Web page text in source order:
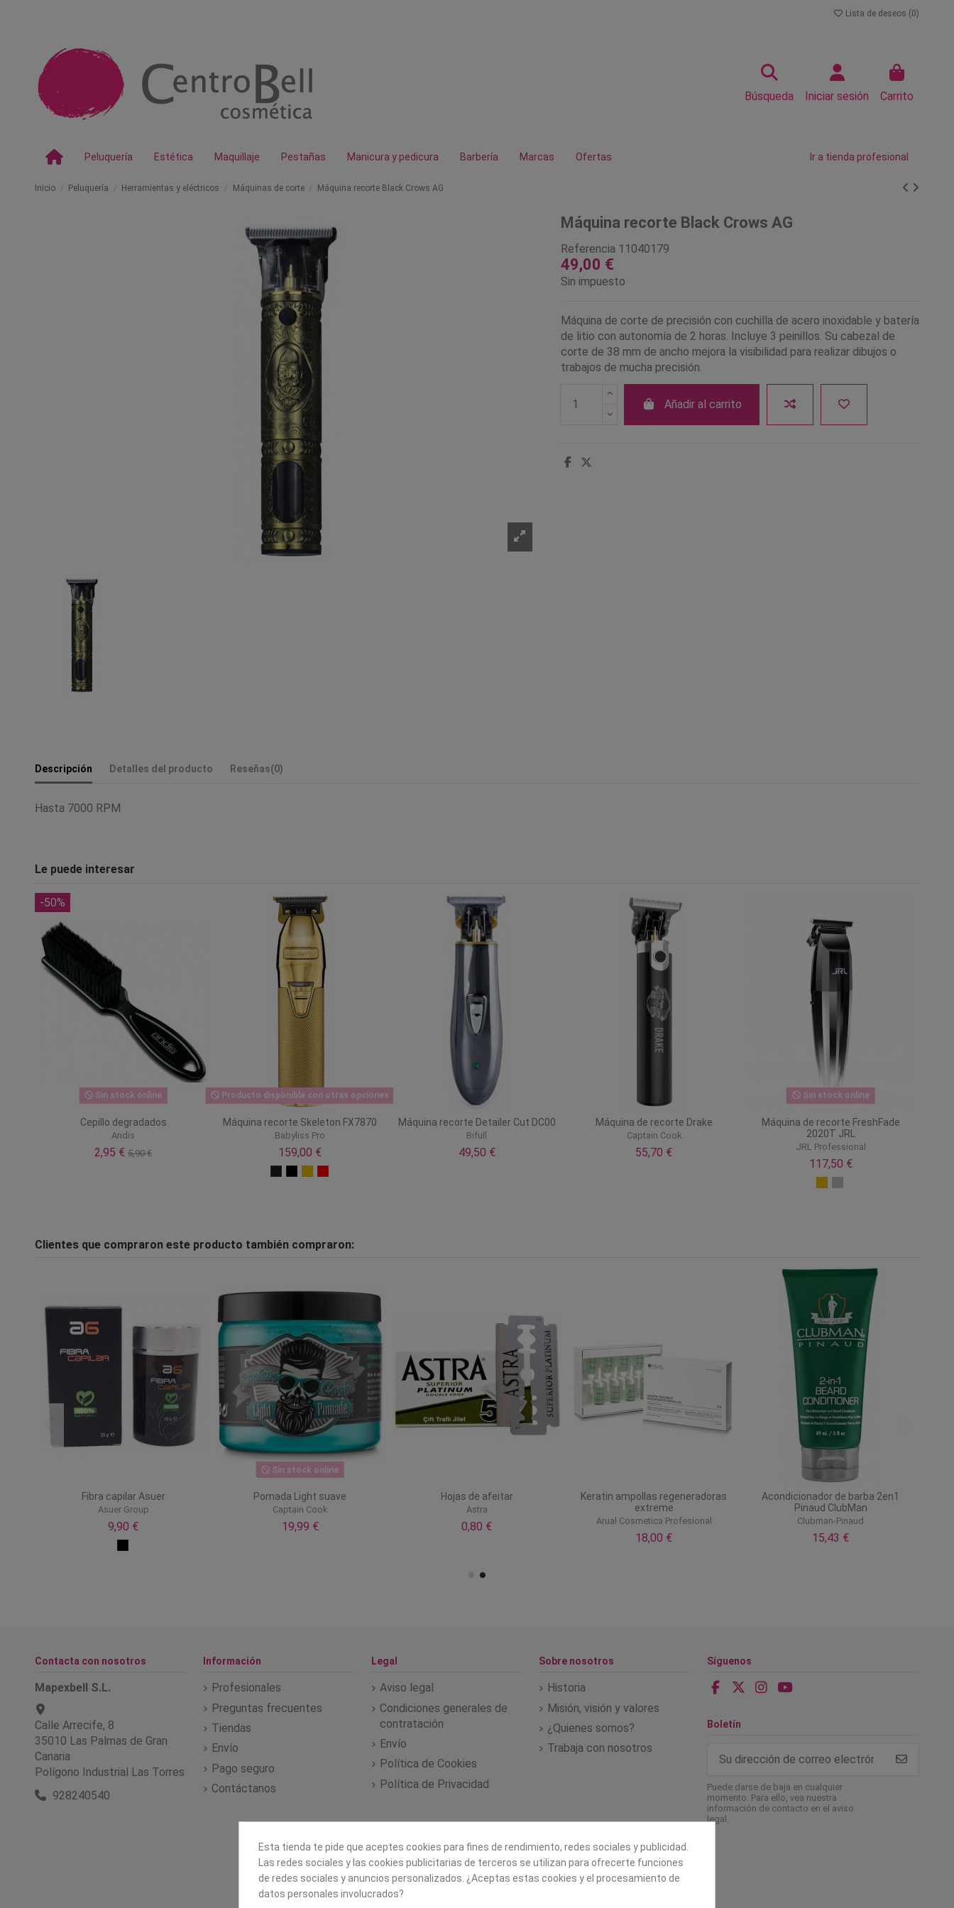
Lista de deseos (0)
Búsqueda Iniciar sesión Carrito
Peluquería Estética Maquillaje Pestañas Manicura y pedicura Barbería Marcas Ofertas Ir a tienda profesional
Inicio Peluquería Herramientas y eléctricos Máquinas de corte Máquina recorte Black Crows AG
Máquina recorte Black Crows AG
Referencia 11040179
49,00 €
Sin impuesto
Máquina de corte de precisión con cuchilla de acero inoxidable y batería
de litio con autonomía de 2 horas. Incluye 3 peinillos. Su cabezal de
corte de 38 mm de ancho mejora la visibilidad para realizar dibujos o
trabajos de mucha precisión.
Añadir al carrito
Descripción Detalles del producto Reseñas(0)
Hasta 7000 RPM
Le puede interesar
-50%
Sin stock online
Cepillo degradados
Andis
2,95 €5,90 €
Producto disponible con otras opciones
Máquina recorte Skeleton FX7870
Babyliss Pro
159,00 €
Máquina recorte Detailer Cut DC00
Bifull
49,50 €
Máquina de recorte Drake
Captain Cook
55,70 €
Sin stock online
Máquina de recorte FreshFade
2020T JRL
JRL Professional
117,50 €
Clientes que compraron este producto también compraron:
Fibra capilar Asuer
Asuer Group
9,90 €
Sin stock online
Pomada Light suave
Captain Cook
19,99 €
Hojas de afeitar
Astra
0,80 €
Keratin ampollas regeneradoras
extreme
Arual Cosmetica Profesional
18,00 €
Acondicionador de barba 2en1
Pinaud ClubMan
Clubman-Pinaud
15,43 €
Contacta con nosotros
Mapexbell S.L.
Calle Arrecife, 8
35010 Las Palmas de Gran
Canaria
Polígono Industrial Las Torres
928240540
Información
Profesionales
Preguntas frecuentes
Tiendas
Envío
Pago seguro
Contáctanos
Legal
Aviso legal
Condiciones generales de
contratación
Envío
Política de Cookies
Política de Privacidad
Sobre nosotros
Historia
Misión, visión y valores
¿Quienes somos?
Trabaja con nosotros
Síguenos
Boletín
Puede darse de baja en cualquier
momento. Para ello, vea nuestra
información de contacto en el aviso
legal.
Esta tienda te pide que aceptes cookies para fines de rendimiento, redes sociales y publicidad.
Las redes sociales y las cookies publicitarias de terceros se utilizan para ofrecerte funciones
de redes sociales y anuncios personalizados. ¿Aceptas estas cookies y el procesamiento de
datos personales involucrados?